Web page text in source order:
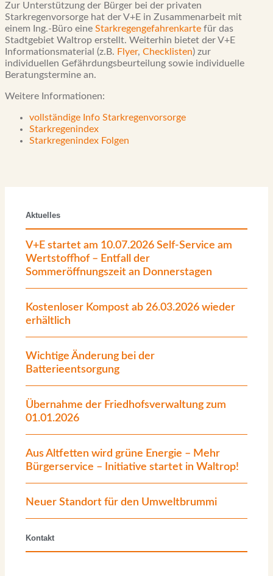
Zur Unterstützung der Bürger bei der privaten
Starkregenvorsorge hat der V+E in Zusammenarbeit mit
einem Ing.-Büro eine Starkregengefahrenkarte für das
Stadtgebiet Waltrop erstellt. Weiterhin bietet der V+E
Informationsmaterial (z.B. Flyer, Checklisten) zur
individuellen Gefährdungsbeurteilung sowie individuelle
Beratungstermine an.
Weitere Informationen:
vollständige Info Starkregenvorsorge
Starkregenindex
Starkregenindex Folgen
Aktuelles
V+E startet am 10.07.2026 Self-Service am
Wertstoffhof – Entfall der
Sommeröffnungszeit an Donnerstagen
Kostenloser Kompost ab 26.03.2026 wieder
erhältlich
Wichtige Änderung bei der
Batterieentsorgung
Übernahme der Friedhofsverwaltung zum
01.01.2026
Aus Altfetten wird grüne Energie – Mehr
Bürgerservice – Initiative startet in Waltrop!
Neuer Standort für den Umweltbrummi
Kontakt